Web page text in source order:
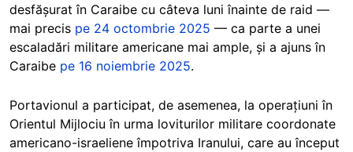
desfășurat în Caraibe cu câteva luni înainte de raid —
mai precis pe 24 octombrie 2025 — ca parte a unei
escaladări militare americane mai ample, și a ajuns în
Caraibe pe 16 noiembrie 2025.
Portavionul a participat, de asemenea, la operațiuni în
Orientul Mijlociu în urma loviturilor militare coordonate
americano-israeliene împotriva Iranului, care au început